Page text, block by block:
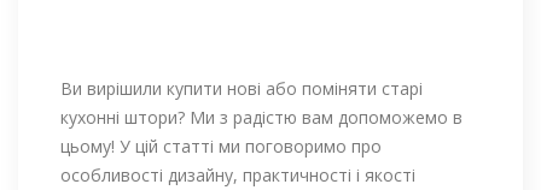
Ви вирішили купити нові або поміняти старі
кухонні штори? Ми з радістю вам допоможемо в
цьому! У цій статті ми поговоримо про
особливості дизайну, практичності і якості